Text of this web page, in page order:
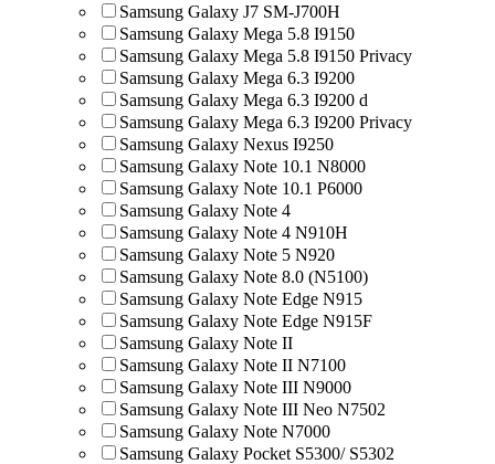
Samsung Galaxy J7 SM-J700H
Samsung Galaxy Mega 5.8 I9150
Samsung Galaxy Mega 5.8 I9150 Privacy
Samsung Galaxy Mega 6.3 I9200
Samsung Galaxy Mega 6.3 I9200 d
Samsung Galaxy Mega 6.3 I9200 Privacy
Samsung Galaxy Nexus I9250
Samsung Galaxy Note 10.1 N8000
Samsung Galaxy Note 10.1 P6000
Samsung Galaxy Note 4
Samsung Galaxy Note 4 N910H
Samsung Galaxy Note 5 N920
Samsung Galaxy Note 8.0 (N5100)
Samsung Galaxy Note Edge N915
Samsung Galaxy Note Edge N915F
Samsung Galaxy Note II
Samsung Galaxy Note II N7100
Samsung Galaxy Note III N9000
Samsung Galaxy Note III Neo N7502
Samsung Galaxy Note N7000
Samsung Galaxy Pocket S5300/ S5302